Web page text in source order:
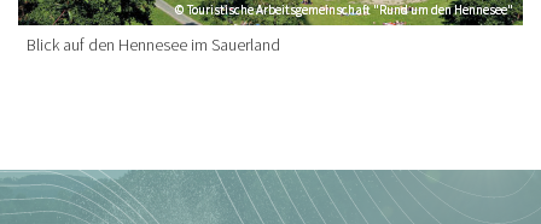
© Touristische Arbeitsgemeinschaft "Rund um den Hennesee"
© Touristische Arbeitsgemeinschaft "Rund um den Hennesee"
Blick auf den Hennesee im Sauerland